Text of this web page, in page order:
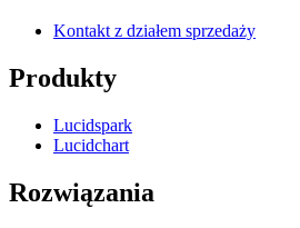
Kontakt z działem sprzedaży
Produkty
Lucidspark
Lucidchart
Rozwiązania